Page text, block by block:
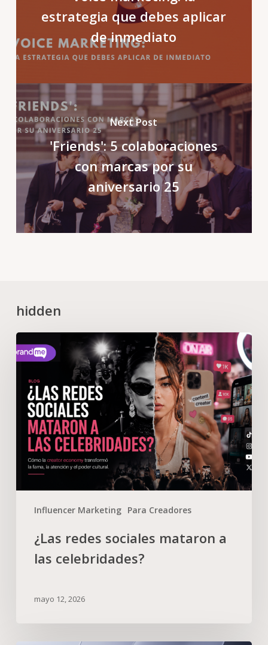
estrategia que debes aplicar
de inmediato
Next Post
'Friends': 5 colaboraciones
con marcas por su
aniversario 25
hidden
Influencer Marketing Para Creadores
¿Las redes sociales mataron a
las celebridades?
mayo 12, 2026